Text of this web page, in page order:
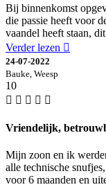
Bij binnenkomst
die passie heeft voor
vaandel heeft staan,
Verder lezen
24-07-2022
Bauke, Weesp
10
Vriendelijk,
Mijn zoon en ik
alle technische
voor 6 maanden en